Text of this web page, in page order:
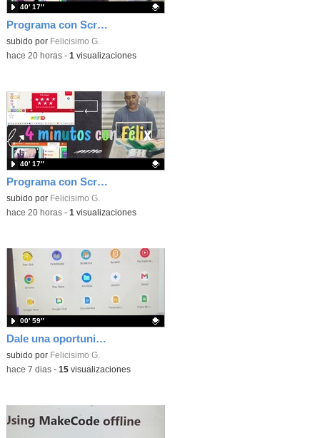
Programa con Scratch, 8 diferentes juegos para vivir la emoción de los partidos de España en el mundial 2026
Contenido educativo.
subido por Felicisimo G.
40′ 17″
-hace 20 horas- 1 visualizaciones
Programa con Scratch juegos con los partidos del mundial 2026 ganados por España
Contenido educativo.
subido por Felicisimo G.
40′ 17″
-hace 20 horas- 1 visualizaciones
Dale una oportunidad a los Chromebooks y utiliza un proyector para realizar talleres si no tienes pantallas táctiles
Contenido educativo.
subido por Felicisimo G.
00′ 59″
-hace 7 dias- 15visualizaciones